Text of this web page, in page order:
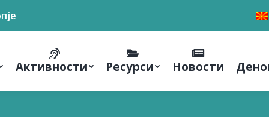
Активности Ресурси Новости